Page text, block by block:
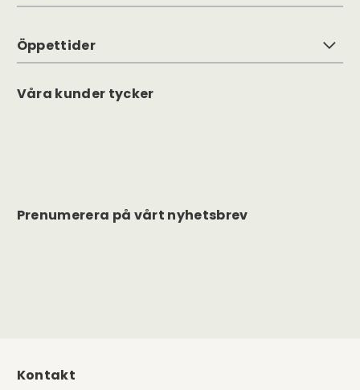
Öppettider
Våra kunder tycker
Prenumerera på vårt nyhetsbrev
Kontakt